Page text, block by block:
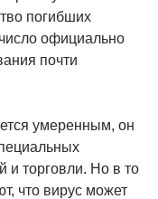
погибших
официально
почти
умеренным, он
и торговли. Но в то
что вирус может